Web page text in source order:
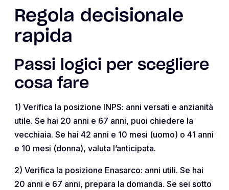
Regola decisionale
rapida
Passi logici per scegliere
cosa fare
1) Verifica la posizione INPS: anni versati e anzianità
utile. Se hai 20 anni e 67 anni, puoi chiedere la
vecchiaia. Se hai 42 anni e 10 mesi (uomo) o 41 anni
e 10 mesi (donna), valuta l’anticipata.
2) Verifica la posizione Enasarco: anni utili. Se hai
20 anni e 67 anni, prepara la domanda. Se sei sotto